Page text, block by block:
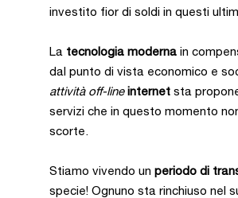
investito fior di soldi in questi
La tecnologia moderna in
dal punto di vista economico e
attività off-line internetsta
servizi che in questo momento
scorte.
Stiamo vivendo unperiodo di
specie! Ognuno sta rinchiuso nel